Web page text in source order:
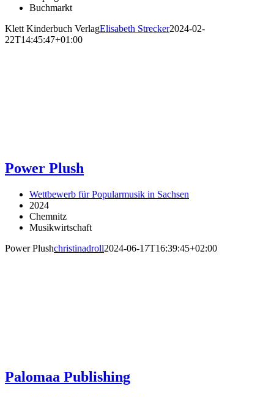
Buchmarkt
Klett Kinderbuch VerlagElisabeth Strecker2024-02-
22T14:45:47+01:00
Power Plush
Wettbewerb für Popularmusik in Sachsen
2024
Chemnitz
Musikwirtschaft
Power Plushchristinadroll2024-06-17T16:39:45+02:00
Palomaa Publishing